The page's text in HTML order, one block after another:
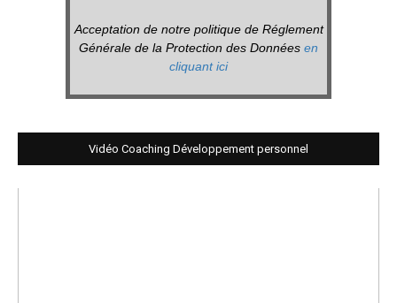
Acceptation de notre politique de Réglement
Générale de la Protection des Données en
cliquant ici
Vidéo Coaching Développement personnel